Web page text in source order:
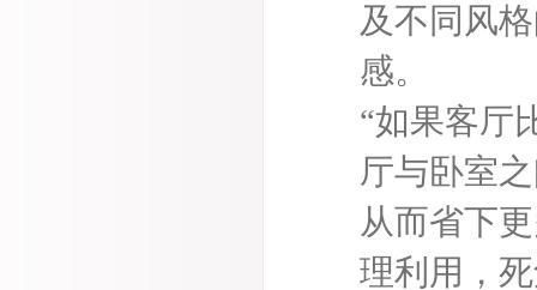
及不同风
感。
“如果客厅
厅与卧室
从而省下
理利用，